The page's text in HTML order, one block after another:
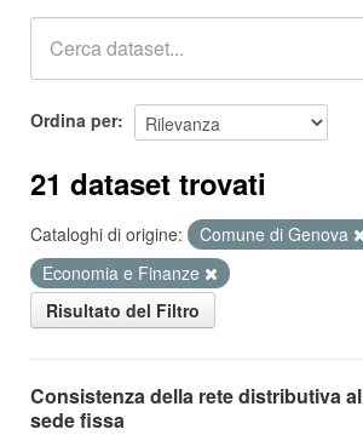
Ordina per
21 dataset trovati
Cataloghi di origine: Comune di Genova
Economia e Finanze
Risultato del Filtro
Consistenza della rete distributiva
sede fissa